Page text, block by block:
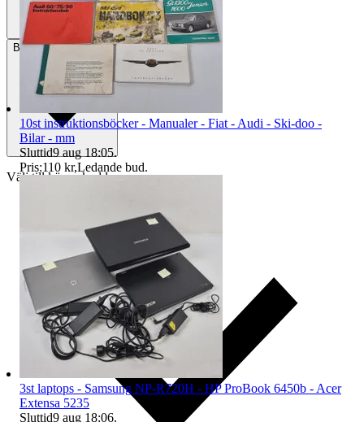
BetalningVia Tradera
Välj till köparskydd
10st instruktionsböcker - Manualer - Fiat - Audi - Ski-doo -
Bilar - mm
Sluttid9 aug 18:05.
Pris:110 kr,Ledande bud.
3st laptops - Samsung NP-R720H - HP ProBook 6450b - Acer
Extensa 5235
Sluttid9 aug 18:06.